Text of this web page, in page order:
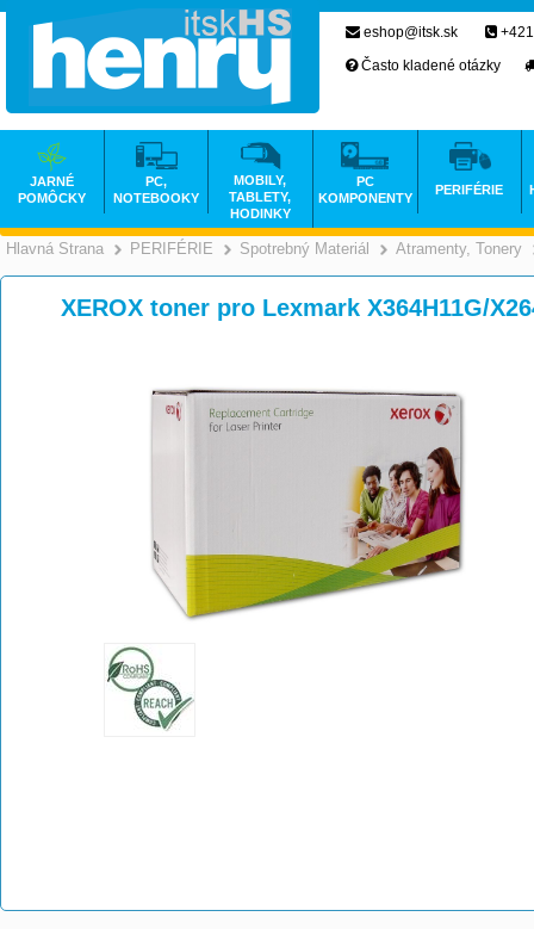
Hlavná Strana >
PERIFÉRIE >
Spotrebný Materiál >
Atramenty, Tonery
XEROX toner pro Lexmark X364H11G/
eshop@itsk.sk
Často kladené otázky
JARNÉ
POMÔCKY
PC,
NOTEBOOKY
MOBILY,
TABLETY,
HODINKY
PC
KOMPONENTY
PERIFÉRIE